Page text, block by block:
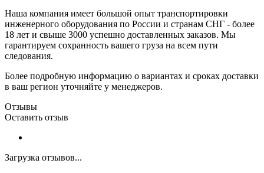
Наша компания имеет большой опыт транспортировки
инженерного оборудования по России и странам СНГ - более
18 лет и свыше 3000 успешно доставленных заказов. Мы
гарантируем сохранность вашего груза на всем пути
следования.
Более подробную информацию о вариантах и сроках доставки
в ваш регион уточняйте у менеджеров.
Отзывы
Оставить отзыв
Загрузка отзывов...